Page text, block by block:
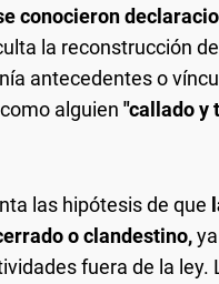
conocieron
la reconstrucción
antecedentes o
alguien "callado y
las hipótesis de que
o clandestino,
fuera de la